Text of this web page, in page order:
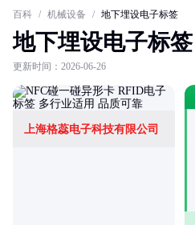
百科 / 机械设备 / 地下埋设电子标签
地下埋设电子标签
更新时间：2026-06-26
上海格蕊电子科技有限公司